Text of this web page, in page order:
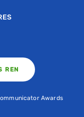
REN
Awards